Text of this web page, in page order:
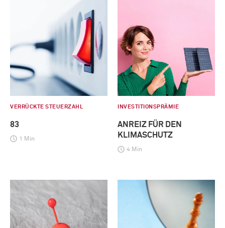
VERRÜCKTE STEUERZAHL
83
1 Min
INVESTITIONSPRÄMIE
ANREIZ FÜR DEN
KLIMASCHUTZ
4 Min